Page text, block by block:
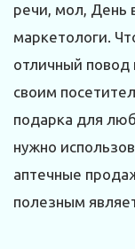
речи, мол, День
маркетологи.
отличный повод
своим
подарка для
нужно
аптечные
полезным